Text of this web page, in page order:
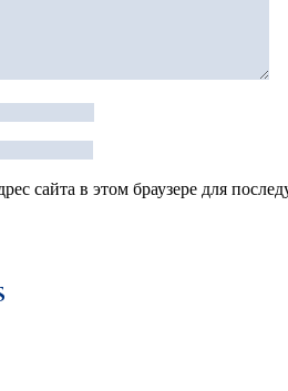
сайта в этом браузере для